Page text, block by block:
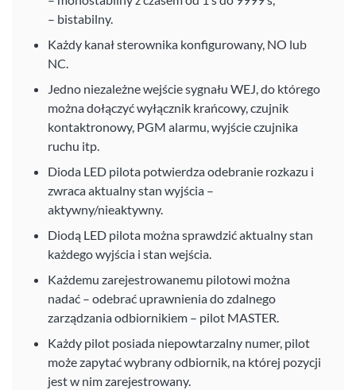
– bistabilny.
Każdy kanał sterownika konfigurowany, NO lub
NC.
Jedno niezależne wejście sygnału WEJ, do którego
można dołączyć wyłącznik krańcowy, czujnik
kontaktronowy, PGM alarmu, wyjście czujnika
ruchu itp.
Dioda LED pilota potwierdza odebranie rozkazu i
zwraca aktualny stan wyjścia –
aktywny/nieaktywny.
Diodą LED pilota można sprawdzić aktualny stan
każdego wyjścia i stan wejścia.
Każdemu zarejestrowanemu pilotowi można
nadać – odebrać uprawnienia do zdalnego
zarządzania odbiornikiem – pilot MASTER.
Każdy pilot posiada niepowtarzalny numer, pilot
może zapytać wybrany odbiornik, na której pozycji
jest w nim zarejestrowany.